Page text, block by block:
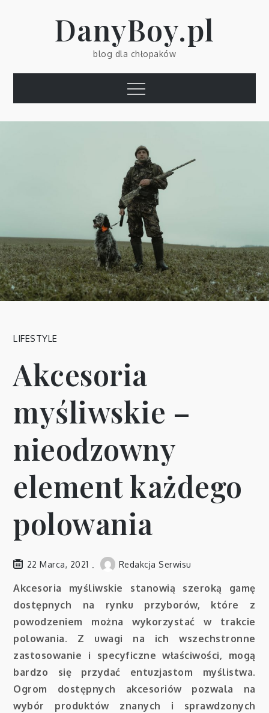
DanyBoy.pl
blog dla chłopaków
Menu
LIFESTYLE
Akcesoria
myśliwskie –
nieodzowny
element każdego
polowania
22 Marca, 2021 Redakcja Serwisu
Akcesoria myśliwskie stanowią szeroką gamę
dostępnych na rynku przyborów, które z
powodzeniem można wykorzystać w trakcie
polowania. Z uwagi na ich wszechstronne
zastosowanie i specyficzne właściwości, mogą
bardzo się przydać entuzjastom myślistwa.
Ogrom dostępnych akcesoriów pozwala na
wybór produktów znanych i sprawdzonych